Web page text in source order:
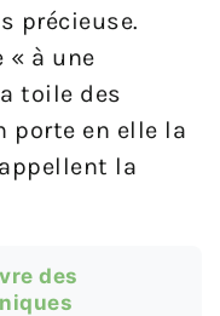
précieuse.
« à une
toile des
porte en elle la
la
des